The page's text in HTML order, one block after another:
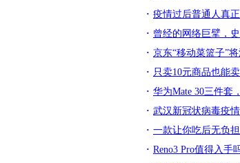
疫情过后普通人真
曾经的网络巨擘，
京东“移动菜篮子”
只卖10元商品也能
华为Mate 30三件套
武汉新冠状病毒疫
一款让你吃后无负
Reno3 Pro值得入手